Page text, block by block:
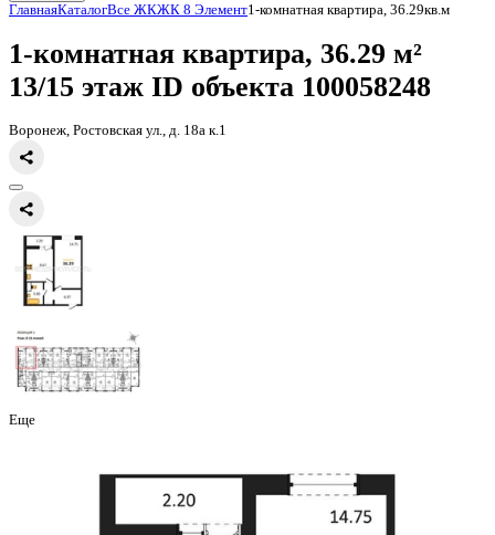
Главная КаталогВсе ЖКЖК 8 Элемент
1-комнатная квартира, 36.29
13/15 этаж
Воронеж, Ростовская ул., д. 18а к.1